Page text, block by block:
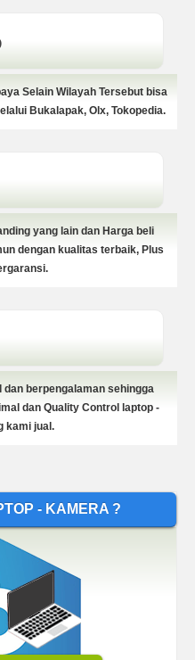
Selain Wilayah Tersebut bisa
Bukalapak, Olx, Tokopedia.
yang lain dan Harga beli
dengan kualitas terbaik, Plus
berpengalaman sehingga
dan Quality Control laptop -
kami jual.
- KAMERA ?